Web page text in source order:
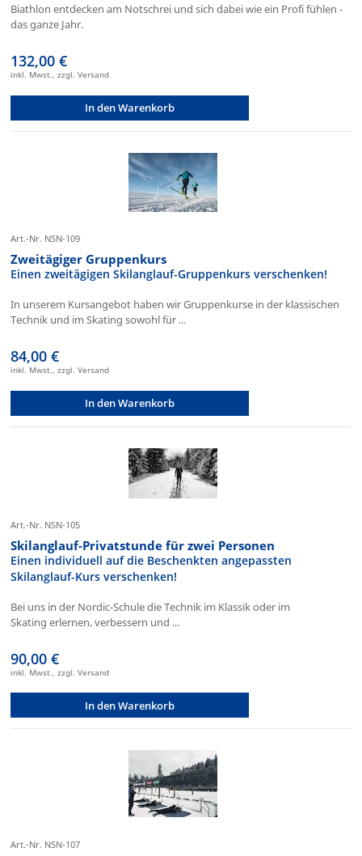
Biathlon entdecken am Notschrei und sich dabei wie ein Profi fühlen -
das ganze Jahr.
132,00 €
inkl. Mwst., zzgl. Versand
In den Warenkorb
Art.-Nr. NSN-109
Zweitägiger Gruppenkurs
Einen zweitägigen Skilanglauf-Gruppenkurs verschenken!
In unserem Kursangebot haben wir Gruppenkurse in der klassischen
Technik und im Skating sowohl für ...
84,00 €
inkl. Mwst., zzgl. Versand
In den Warenkorb
Art.-Nr. NSN-105
Skilanglauf-Privatstunde für zwei Personen
Einen individuell auf die Beschenkten angepassten
Skilanglauf-Kurs verschenken!
Bei uns in der Nordic-Schule die Technik im Klassik oder im
Skating erlernen, verbessern und ...
90,00 €
inkl. Mwst., zzgl. Versand
In den Warenkorb
Art.-Nr. NSN-107